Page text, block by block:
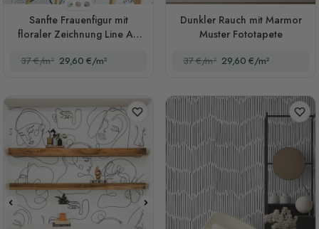
Stil 1
Stil 2Stil 3
Sanfte Frauenfigur mit
floraler Zeichnung Line Art
37 €/m² 29,60 €/m²
Dunkler Rauch mit Marmor
Muster Fototapete
37 €/m² 29,60 €/m²